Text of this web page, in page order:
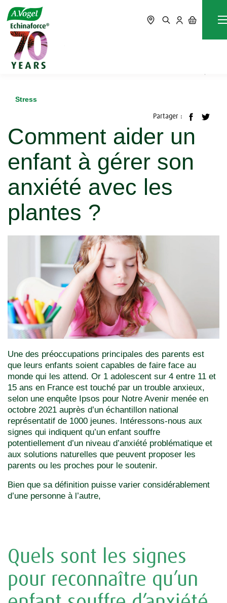
Accueil
Comment aider un enfant à gérer son anxiété avec les
plantes ?
Stress
Partager :
Comment aider un
enfant à gérer son
anxiété avec les
plantes ?
Une des préoccupations principales des parents est
que leurs enfants soient capables de faire face au
monde qui les attend. Or 1 adolescent sur 4 entre 11 et
15 ans en France est touché par un trouble anxieux,
selon une enquête Ipsos pour Notre Avenir menée en
octobre 2021 auprès d’un échantillon national
représentatif de 1000 jeunes. Intéressons-nous aux
signes qui indiquent qu’un enfant souffre
potentiellement d’un niveau d’anxiété problématique et
aux solutions naturelles que peuvent proposer les
parents ou les proches pour le soutenir.
Bien que sa définition puisse varier considérablement
d’une personne à l’autre,
Quels sont les signes
pour reconnaître qu’un